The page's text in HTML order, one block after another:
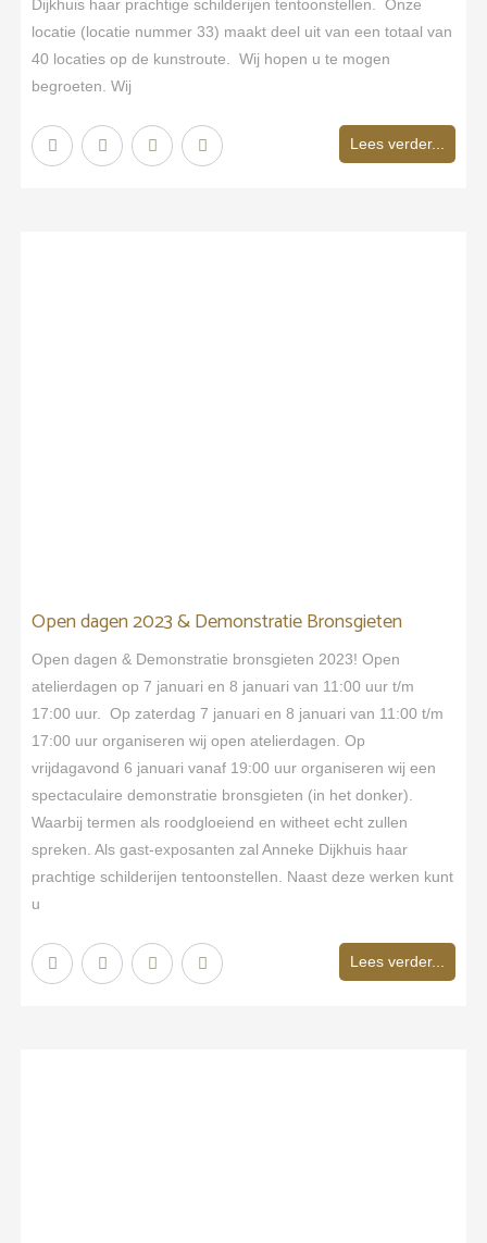
Dijkhuis haar prachtige schilderijen tentoonstellen. Onze
locatie (locatie nummer 33) maakt deel uit van een totaal van
40 locaties op de kunstroute. Wij hopen u te mogen
begroeten. Wij
Lees verder...
Open dagen 2023 & Demonstratie Bronsgieten
Open dagen & Demonstratie bronsgieten 2023! Open
atelierdagen op 7 januari en 8 januari van 11:00 uur t/m
17:00 uur. Op zaterdag 7 januari en 8 januari van 11:00 t/m
17:00 uur organiseren wij open atelierdagen. Op
vrijdagavond 6 januari vanaf 19:00 uur organiseren wij een
spectaculaire demonstratie bronsgieten (in het donker).
Waarbij termen als roodgloeiend en witheet echt zullen
spreken. Als gast-exposanten zal Anneke Dijkhuis haar
prachtige schilderijen tentoonstellen. Naast deze werken kunt
u
Lees verder...